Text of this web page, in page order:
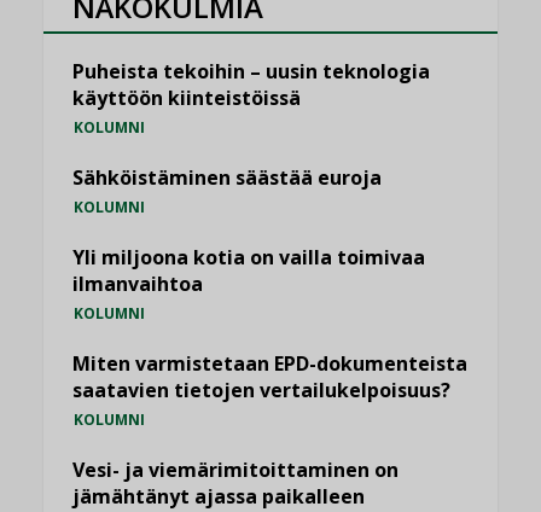
Puheista tekoihin – uusin teknologia
käyttöön kiinteistöissä
KOLUMNI
Sähköistäminen säästää euroja
KOLUMNI
Yli miljoona kotia on vailla toimivaa
ilmanvaihtoa
KOLUMNI
Miten varmistetaan EPD-dokumenteista
saatavien tietojen vertailukelpoisuus?
KOLUMNI
Vesi- ja viemärimitoittaminen on
jämähtänyt ajassa paikalleen